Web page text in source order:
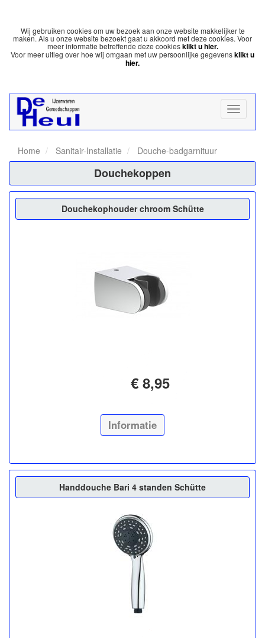
Wij gebruiken cookies om uw bezoek aan onze website makkelijker te
maken. Als u onze website bezoekt gaat u akkoord met deze cookies. Voor
meer informatie betreffende deze cookiesklikt u hier.
Voor meer uitleg over hoe wij omgaan met uw persoonlijke gegevensklikt u
hier.
Home Sanitair-Installatie Douche-badgarnituur
Douchekoppen
Douchekophouder chroom Schütte
€ 8,95
Informatie
Handdouche Bari 4 standen Schütte